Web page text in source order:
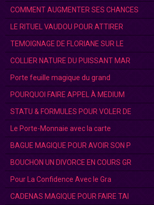
COMMENT AUGMENTER SES CHANCES
LE RITUEL VAUDOU POUR ATTIRER
TEMOIGNAGE DE FLORIANE SUR LE
COLLIER NATURE DU PUISSANT MAR
Porte feuille magique du grand
POURQUOI FAIRE APPEL À MEDIUM
STATU & FORMULES POUR VOLER DE
Le Porte-Monnaie avec la carte
BAGUE MAGIQUE POUR AVOIR SON P
BOUCHON UN DIVORCE EN COURS GR
Pour La Confidence Avec le Gra
CADENAS MAGIQUE POUR FAIRE TAI